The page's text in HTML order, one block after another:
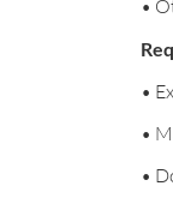
•
•
•
•